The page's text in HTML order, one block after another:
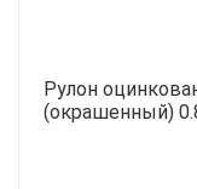
Рулон
(окрашенный)